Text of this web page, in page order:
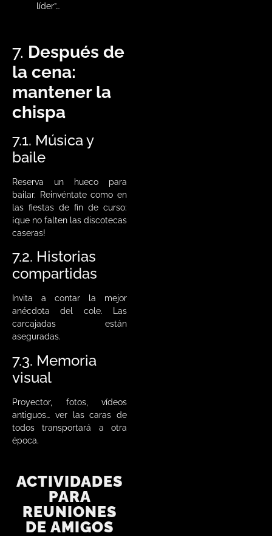
líder”…
7. Después de
la cena:
mantener la
chispa
7.1. Música y
baile
Reserva un hueco para
bailar. Reinvéntate como en
las fiestas de fin de curso:
¡que no falten las discotecas
caseras!
7.2. Historias
compartidas
Invita a contar la mejor
anécdota del cole. Las
carcajadas están
aseguradas.
7.3. Memoria
visual
Proyector, fotos, vídeos
antiguos… ver las caras de
todos transportará a otra
época.
ACTIVIDADES
PARA
REUNIONES
DE AMIGOS